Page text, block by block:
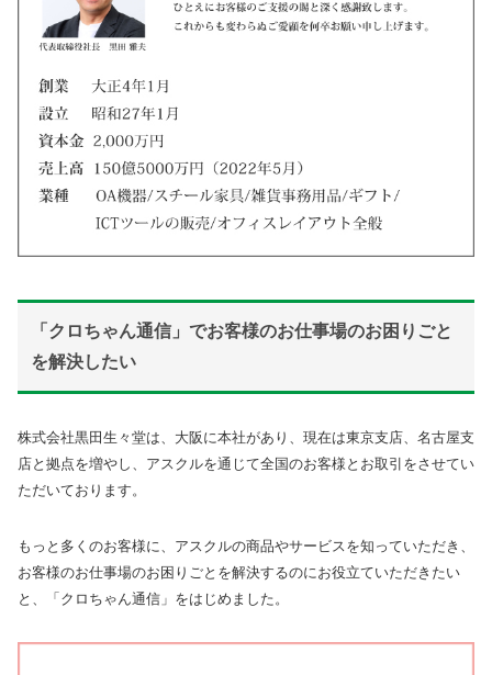
「クロちゃん通信」でお客様のお仕事場のお困りごと
を解決したい
株式会社黒田生々堂は、大阪に本社があり、現在は東京支店、名古屋支
店と拠点を増やし、アスクルを通じて全国のお客様とお取引をさせてい
ただいております。
もっと多くのお客様に、アスクルの商品やサービスを知っていただき、
お客様のお仕事場のお困りごとを解決するのにお役立ていただきたい
と、「クロちゃん通信」をはじめました。